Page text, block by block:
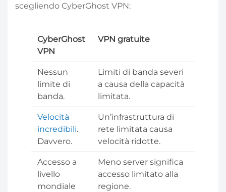
scegliendo CyberGhost VPN:
CyberGhost
VPN
VPN gratuite
Nessun
limite di
banda.
Limiti di banda severi
a causa della capacità
limitata.
Velocità
incredibili.
Davvero.
Un’infrastruttura di
rete limitata causa
velocità ridotte.
Accesso a
livello
mondiale
Meno server significa
accesso limitato alla
regione.